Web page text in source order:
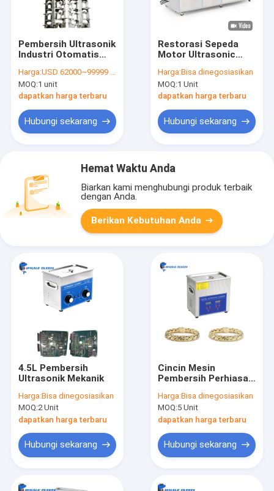
Pembersih Ultrasonik
Industri Otomatis
Harga:USD 62000~99999 Per Unit Depend On Different Material And Function
MOQ:1 unit
dapatkan harga terbaru
Hubungi sekarang
Restorasi Sepeda
Motor Ultrasonic
Harga:Bisa dinegosiasikan
MOQ:1 Unit
dapatkan harga terbaru
Hubungi sekarang
Hemat Waktu Anda
Biarkan kami menghubungi produk terbaik
dengan Anda.
Berikan Kebutuhan Anda
4.5L Pembersih
Ultrasonik Mekanik
Harga:Bisa dinegosiasikan
MOQ:2 Unit
dapatkan harga terbaru
Hubungi sekarang
Cincin Mesin
Pembersih Perhiasan
Harga:Bisa dinegosiasikan
MOQ:5 Unit
dapatkan harga terbaru
Hubungi sekarang